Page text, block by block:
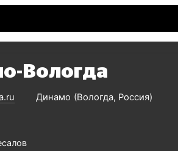
Вологда
Динамо Вологда Россия